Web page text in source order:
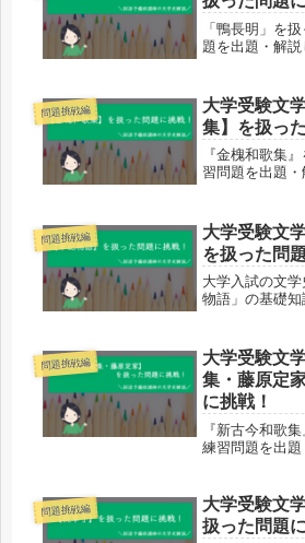
「鴨長明」を
題を出題・解説
問題挑戦編
大学受験文
集】を扱っ
『金槐和歌集
習問題を出題・
問題挑戦編
大学受験文
を扱った問
大学入試の文
物語」の基礎知
問題挑戦編
大学受験文
集・藤原定
に挑戦！
『新古今和歌
練習問題を出題
問題挑戦編
大学受験文
扱った問題